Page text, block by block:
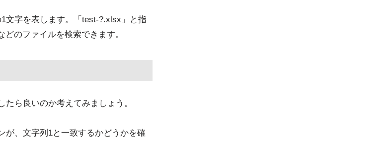
文字を表します。「test-?.xlsx」と指
のファイルを検索できます。
ら良いのか考えてみましょう。
が、文字列1と一致するかどうかを確